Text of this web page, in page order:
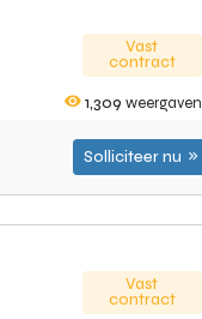
Vast
contract
1,309 weergaven
Solliciteer nu
Vast
contract